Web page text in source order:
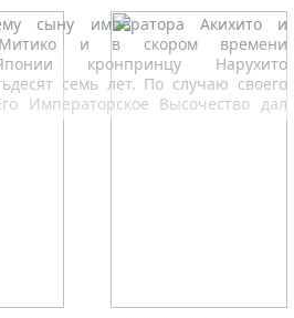
сыну императора Акихито и
Митико и в скором времени
кронпринцу Нарухито
семь лет. По случаю своего
Императорское Высочество дал